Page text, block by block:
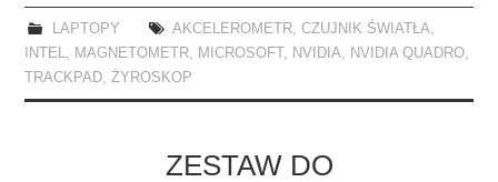
LAPTOPY AKCELEROMETR, CZUJNIK ŚWIATŁA,
INTEL, MAGNETOMETR, MICROSOFT , NVIDIA, NVIDIA QUADRO,
TRACKPAD,ŻYROSKOP
ZESTAW DO